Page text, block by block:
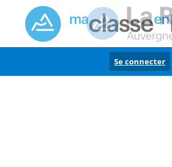
Se connecter